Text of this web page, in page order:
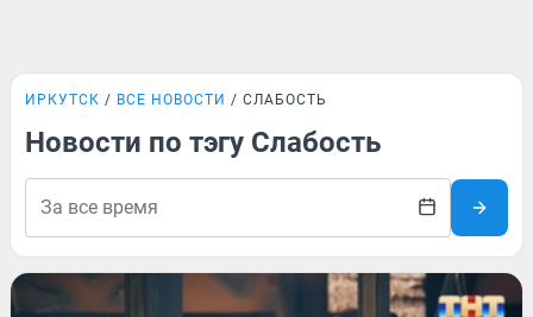
ИРКУТСК ВСЕ НОВОСТИ СЛАБОСТЬ
Новости по тэгу Слабость